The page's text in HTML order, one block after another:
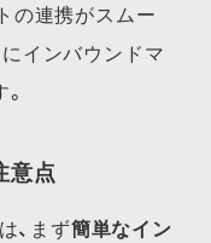
の連携がスムー
インバウンドマ
意点
、まず簡単なイン